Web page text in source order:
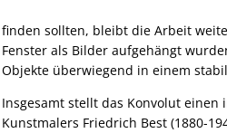
finden sollten, bleibt die Arbeit
Fenster als Bilder aufgehängt
Objekte überwiegend in einem
Insgesamt stellt das Konvolut
Kunstmalers Friedrich Best (1880-